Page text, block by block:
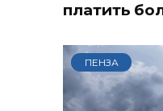
платить
ПЕНЗА